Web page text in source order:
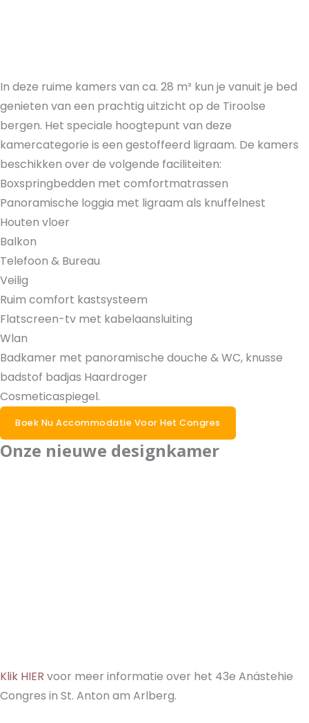
In deze ruime kamers van ca. 28 m² kun je vanuit je bed
genieten van een prachtig uitzicht op de Tiroolse
bergen. Het speciale hoogtepunt van deze
kamercategorie is een gestoffeerd ligraam. De kamers
beschikken over de volgende faciliteiten:
Boxspringbedden met comfortmatrassen
Panoramische loggia met ligraam als knuffelnest
Houten vloer
Balkon
Telefoon & Bureau
Veilig
Ruim comfort kastsysteem
Flatscreen-tv met kabelaansluiting
Wlan
Badkamer met panoramische douche & WC, knusse
badstof badjas Haardroger
Cosmeticaspiegel.
Boek Nu Accommodatie Voor Het Congres
Onze nieuwe designkamer
Klik HIER voor meer informatie over het 43e Anästehie
Congres in St. Anton am Arlberg.